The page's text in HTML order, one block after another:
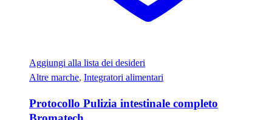
Aggiungi alla lista dei desideri
Altre marche, Integratori alimentari
Protocollo Pulizia intestinale completo